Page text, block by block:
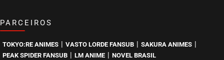
PARCEIROS
TOKYO:RE ANIMES | VASTO LORDE FANSUB | SAKURA ANIMES |
PEAK SPIDER FANSUB | LM ANIME | NOVEL BRASIL